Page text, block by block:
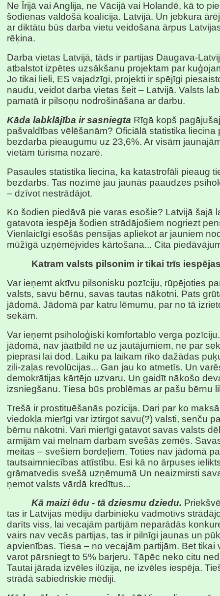
Ne Īrijā vai Anglija, ne Vācijā vai Holandē, kā to
šodienas valdošā koalīcija. Latvijā. Un jebkura
ar diktātu būs darba vietu veidošana ārpus
rēķina.
Darba vietas Latvijā, tāds ir partijas Daugava-
atbalstot izpētes uzsākšanu projektam par
Jo tikai lieli, ES vajadzīgi, projekti ir spējīgi
naudu, veidot darba vietas šeit – Latvijā. Valsts
pamatā ir pilsoņu nodrošināšana ar darbu.
Kāda labklājība ir sasniegta Rīgā kopš
pašvaldības vēlēšanām? Oficiālā statistika liecina
bezdarba pieaugumu uz 23,6%. Ar visām
vietām tūrisma nozarē.
Pasaules statistika liecina, ka katastrofāli pieaug
bezdarbs. Tas nozīmē jau jaunās paaudzes
– dzīvot nestrādājot.
Ko šodien piedāvā pie varas esošie? Latvijā šajā
gatavota iespēja šodien strādājošiem nogriezt
Vienlaicīgi esošās pensijas apliekot ar jauniem
mūžīgā uzņēmējvides kārtošana... Cita
Katram valsts pilsonim ir tikai trīs
Var ieņemt aktīvu pilsonisku pozīciju, rūpējoties
valsts, savu bērnu, savas tautas nākotni. Pats
jādomā. Jādomā par katru lēmumu, par no tā
sekām.
Var ieņemt psiholoģiski komfortablo verga
jādomā, nav jāatbild ne uz jautājumiem, ne par
pieprasi lai dod. Laiku pa laikam rīko dažādas
zili-zaļas revolūcijas... Gan jau ko atmetīs. Un
demokrātijas kārtējo uzvaru. Un gaidīt nākošo
izsniegšanu. Tiesa būs problēmas ar pašu bērnu
Trešā ir prostituēšanās pozicija. Dari par ko
viedokļa mierīgi var iztirgot savu(?) valsti, senču
bērnu nākotni. Vari mierīgi gatavot savas valsts
armijām vai melnam darbam svešās zemēs.
meitas – svešiem bordeļiem. Toties nav jādomā
tautsaimniecības attīstību. Esi kā no ārpuses
grāmatvedis svešā uzņēmumā Un neaizmirsti
ņemot valsts vārdā kredītus...
Kā maizi ēdu - tā dziesmu dziedu.
tas ir Latvijas mēdiju darbinieku vadmotīvs
darīts viss, lai vecajām partijām neparādās
vairs nav vecās partijas, tas ir pilnīgi jaunas un
apvienības. Tiesa – no vecajām partijām. Bet tikai
varot pārsniegt to 5% barjeru. Tāpēc neko citu
Tautai jārada izvēles ilūzija, ne izvēles iespēja.
strādā sabiedriskie mēdiji.